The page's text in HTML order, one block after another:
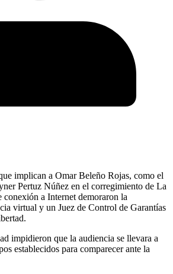
implican a Omar Beleño Rojas, como el
Pertuz Núñez en el corregimiento de La
conexión a Internet demoraron la
virtual y un Juez de Control de Garantías
impidieron que la audiencia se llevara a
establecidos para comparecer ante la